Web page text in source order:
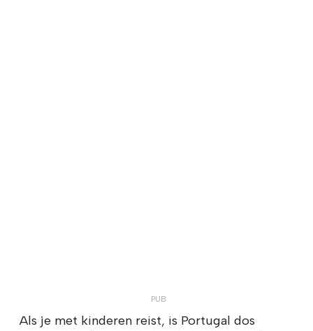
Als je met kinderen reist, is Portugal dos